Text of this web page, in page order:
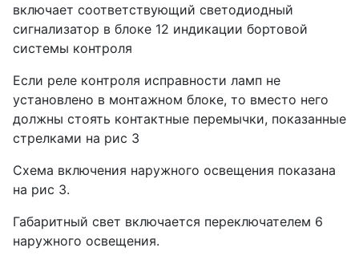
включает соответствующий светодиодный
сигнализатор в блоке 12 индикации бортовой
системы контроля
Если реле контроля исправности ламп не
установлено в монтажном блоке, то вместо него
должны стоять контактные перемычки, показанные
стрелками на рис 3
Схема включения наружного освещения показана
на рис 3.
Габаритный свет включается переключателем 6
наружного освещения.